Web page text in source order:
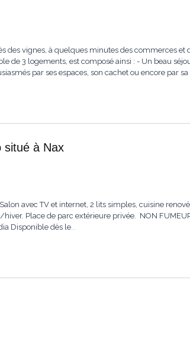
des vignes, à quelques minutes des commerces et
de 3 logements, est composé ainsi : - Un beau
par ses espaces, son cachet ou encore par
situé à Nax
avec TV et internet, 2 lits simples, cuisine
Place de parc extérieure privée. NON
Disponible dès le...